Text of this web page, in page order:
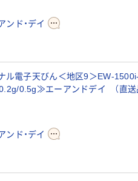
ンド・デイ
ナル電子天びん＜地区9＞EW-
0.5g≫エーアンドデイ （直送
ンド・デイ